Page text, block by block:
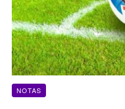
NOTAS